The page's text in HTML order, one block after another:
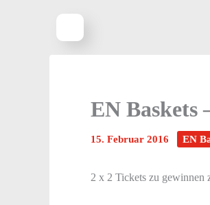
EN Baskets
15. Februar 2016 EN
2 x 2 Tickets zu gewinnen